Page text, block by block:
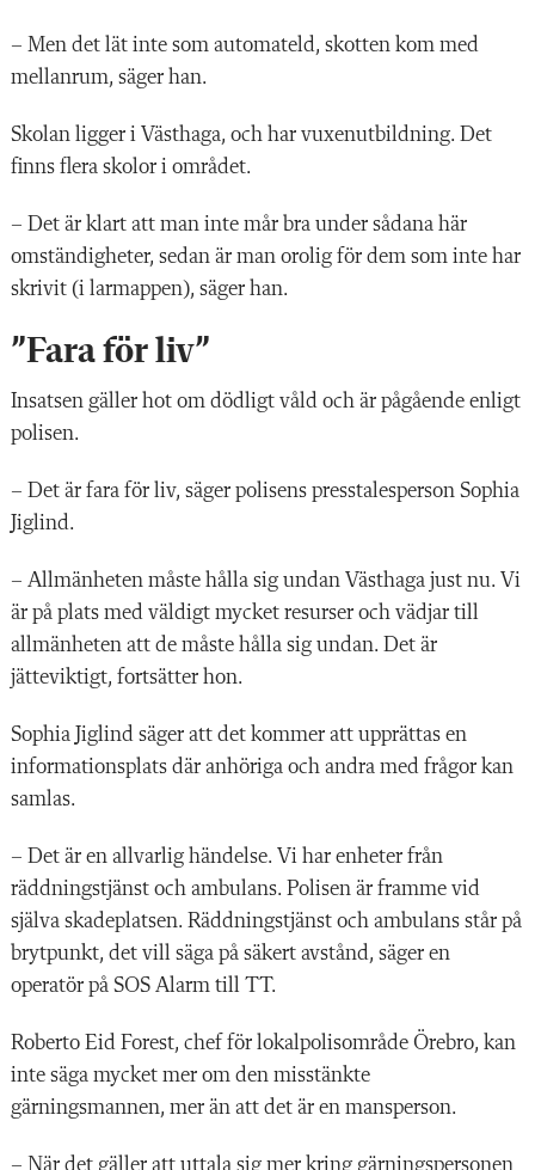
– Men det lät inte som automateld, skotten kom med
mellanrum, säger han.
Skolan ligger i Västhaga, och har vuxenutbildning. Det
finns flera skolor i området.
– Det är klart att man inte mår bra under sådana här
omständigheter, sedan är man orolig för dem som inte har
skrivit (i larmappen), säger han.
”Fara för liv”
Insatsen gäller hot om dödligt våld och är pågående enligt
polisen.
– Det är fara för liv, säger polisens presstalesperson Sophia
Jiglind.
– Allmänheten måste hålla sig undan Västhaga just nu. Vi
är på plats med väldigt mycket resurser och vädjar till
allmänheten att de måste hålla sig undan. Det är
jätteviktigt, fortsätter hon.
Sophia Jiglind säger att det kommer att upprättas en
informationsplats där anhöriga och andra med frågor kan
samlas.
– Det är en allvarlig händelse. Vi har enheter från
räddningstjänst och ambulans. Polisen är framme vid
själva skadeplatsen. Räddningstjänst och ambulans står på
brytpunkt, det vill säga på säkert avstånd, säger en
operatör på SOS Alarm till TT.
Roberto Eid Forest, chef för lokalpolisområde Örebro, kan
inte säga mycket mer om den misstänkte
gärningsmannen, mer än att det är en mansperson.
– När det gäller att uttala sig mer kring gärningspersonen